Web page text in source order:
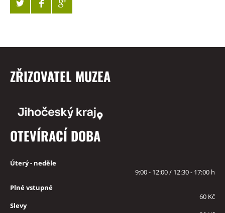
ZŘIZOVATEL MUZEA
OTEVÍRACÍ DOBA
Úterý - neděle
9:00 - 12:00 / 12:30 - 17:00 h
Plné vstupné
60 Kč
Slevy